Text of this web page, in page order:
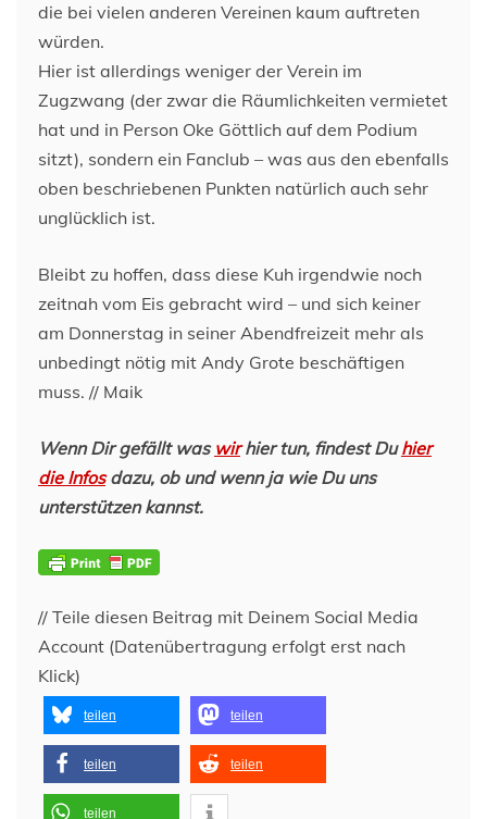
die bei vielen anderen Vereinen kaum auftreten
würden.
Hier ist allerdings weniger der Verein im
Zugzwang (der zwar die Räumlichkeiten vermietet
hat und in Person Oke Göttlich auf dem Podium
sitzt), sondern ein Fanclub – was aus den ebenfalls
oben beschriebenen Punkten natürlich auch sehr
unglücklich ist.
Bleibt zu hoffen, dass diese Kuh irgendwie noch
zeitnah vom Eis gebracht wird – und sich keiner
am Donnerstag in seiner Abendfreizeit mehr als
unbedingt nötig mit Andy Grote beschäftigen
muss. // Maik
Wenn Dir gefällt was wirhier tun, findest Duhier
die Infosdazu, ob und wenn ja wie Du uns
unterstützen kannst.
// Teile diesen Beitrag mit Deinem Social Media
Account (Datenübertragung erfolgt erst nach
Klick)
teilen teilen
teilen teilen
teilen